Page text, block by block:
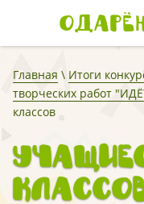
Главная \ Итоги
творческих работ
классов